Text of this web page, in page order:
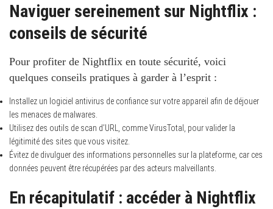
Naviguer sereinement sur Nightflix :
conseils de sécurité
Pour profiter de Nightflix en toute sécurité, voici
quelques conseils pratiques à garder à l’esprit :
Installez un logiciel antivirus de confiance sur votre appareil afin de déjouer
les menaces de malwares.
Utilisez des outils de scan d’URL, comme VirusTotal, pour valider la
légitimité des sites que vous visitez.
Évitez de divulguer des informations personnelles sur la plateforme, car ces
données peuvent être récupérées par des acteurs malveillants.
En récapitulatif : accéder à Nightflix